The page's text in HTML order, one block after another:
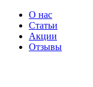
О нас
Статьи
Акции
Отзывы